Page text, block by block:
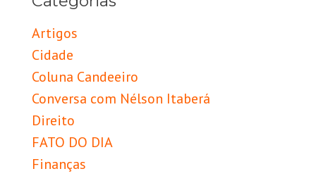
Artigos
Cidade
Coluna Candeeiro
Conversa com Nélson Itaberá
Direito
FATO DO DIA
Finanças